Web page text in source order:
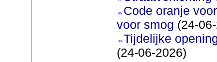
Code oranje
voor smog (24-
Tijdelijke
(24-06-2026)